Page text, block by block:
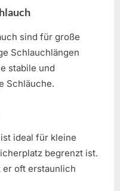
sind für große
Schlauchlängen
stabile und
Schläuche.
ideal für kleine
begrenzt ist.
er oft erstaunlich